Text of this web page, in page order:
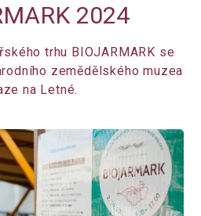
2024
trhu BIOJARMARK se
zemědělského muzea
na Letné.